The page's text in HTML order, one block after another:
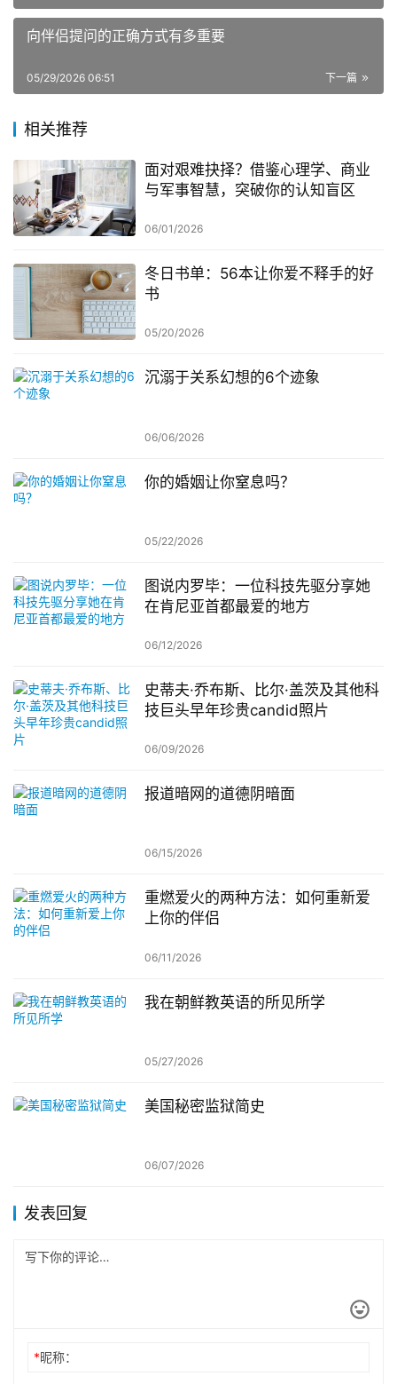
向伴侣提问的正确方式有多重要
下一篇
05/29/2026 06:51
相关推荐
面对艰难抉择？借鉴心理学、商业
与军事智慧，突破你的认知盲区
06/01/2026
冬日书单：56本让你爱不释手的好
书
05/20/2026
沉溺于关系幻想的6个迹象
06/06/2026
你的婚姻让你窒息吗？
05/22/2026
图说内罗毕：一位科技先驱分享她
在肯尼亚首都最爱的地方
06/12/2026
史蒂夫·乔布斯、比尔·盖茨及其他科
技巨头早年珍贵candid照片
06/09/2026
报道暗网的道德阴暗面
06/15/2026
重燃爱火的两种方法：如何重新爱
上你的伴侣
06/11/2026
我在朝鲜教英语的所见所学
05/27/2026
美国秘密监狱简史
06/07/2026
发表回复
*昵称：